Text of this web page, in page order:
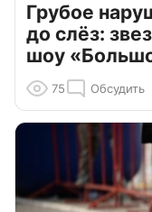
Грубое
до слёз:
шоу
75 Обсудить